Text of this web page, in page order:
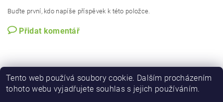
Buďte první, kdo napíše příspěvek k této položce.
Přidat komentář
Tento web používá soubory cookie. Dalším procházením
tohoto webu vyjadřujete souhlas s jejich používáním.